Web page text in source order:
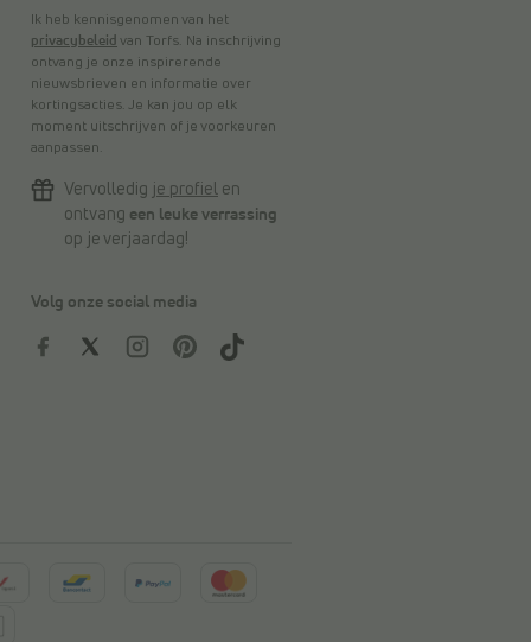
Ik heb kennisgenomen van het
privacybeleid van Torfs. Na inschrijving
ontvang je onze inspirerende
nieuwsbrieven en informatie over
kortingsacties. Je kan jou op elk
moment uitschrijven of je voorkeuren
aanpassen.
Vervolledig je profiel en
ontvang een leuke verrassing
op je verjaardag!
Volg onze social media